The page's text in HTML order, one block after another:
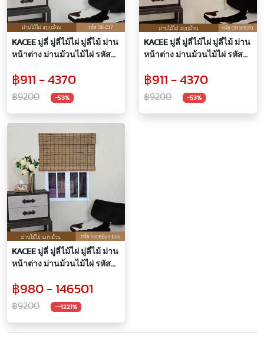
KACEE มู่ลี่ มู่ลี่ไม้ไผ่ มู่ลี่ไม้ ม่าน
หน้าต่าง ม่านม้วนไม้ไผ่ รหัสสี
฿911 - 4370
฿9200 -53%
KACEE มู่ลี่ มู่ลี่ไม้ไผ่ มู่ลี่ไม้ ม่าน
หน้าต่าง ม่านม้วนไม้ไผ่ รหัสสี
฿911 - 4370
฿9200 -53%
KACEE มู่ลี่ มู่ลี่ไม้ไผ่ มู่ลี่ไม้ ม่าน
หน้าต่าง ม่านม้วนไม้ไผ่ รหัสสี
฿980 - 146501
฿9200 --1221%